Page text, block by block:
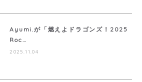
Ayumi.が「燃えよドラゴンズ！2025
Roc…
2025.11.04